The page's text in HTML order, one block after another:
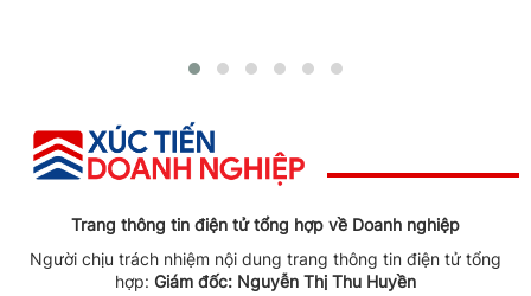
Trang thông tin điện tử tổng hợp về Doanh nghiệp
Người chịu trách nhiệm nội dung trang thông tin điện tử tổng
hợp: Giám đốc: Nguyễn Thị Thu Huyền